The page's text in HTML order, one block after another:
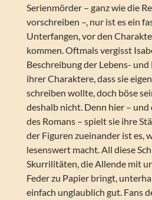
Serienmörder – ganz wie die
vorschreiben –, nur ist es ein
Unterfangen, vor den
kommen. Oftmals vergisst
Beschreibung der Lebens-
ihrer Charaktere, dass sie
schreiben wollte, doch böse
deshalb nicht. Denn hier –
des Romans – spielt sie ihre
der Figuren zueinander ist es,
lesenswert macht. All diese
Skurrilitäten, die Allende mit
Feder zu Papier bringt,
einfach unglaublich gut. Fans